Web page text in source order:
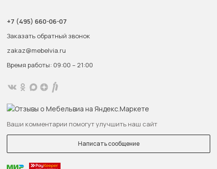
+7 (495) 660-06-07
Заказать обратный звонок
zakaz@mebelvia.ru
Время работы: 09:00 – 21:00
Ваши комментарии помогут улучшить наш сайт
Написать сообщение